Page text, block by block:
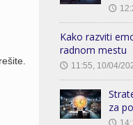
🕔
Kako razviti
radnom mestu
🕔 11:55, 10/04/
za
🕔